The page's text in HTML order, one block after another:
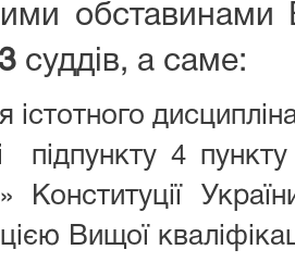
суддів, а саме:
істотного
підпункту 4
Конституції
Вищої